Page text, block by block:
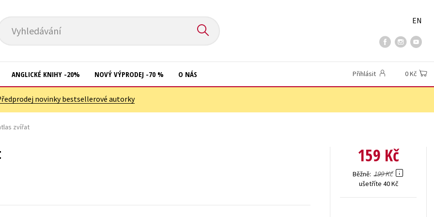
Vyhledávání
EN
Kuchařky
ANGLICKÉ KNIHY -20% NOVÝ VÝPRODEJ -70 % O NÁS Přihlásit 0 Kč
novinky bestsellerové autorky
zvířat
159 Kč
Běžně 199 Kč
ušetříte 40 Kč